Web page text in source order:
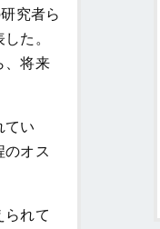
究者ら
た。
、将来
てい
のオス
られて